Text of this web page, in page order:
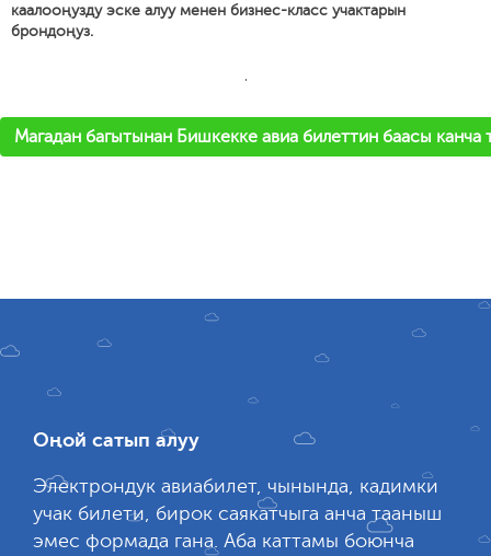
каалооңузду эске алуу менен бизнес-класс учактарын
брондоңуз.
'
Магадан багытынан Бишкекке авиа билеттин баасы канча
Оңой сатып алуу
Электрондук авиабилет, чынында, кадимки
учак билети, бирок саякатчыга анча тааныш
эмес формада гана. Аба каттамы боюнча